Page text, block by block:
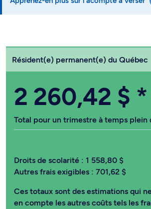
Choisissez votre statut
Résident(e) permanent(e) du Québec
2 260,42 $ *
Total pour un trimestre à temps plein
Droits de scolarité : 1 558,80 $
Autres frais exigibles : 701,62 $
Ces totaux sont des estimations qui
en compte les autres coûts tels les